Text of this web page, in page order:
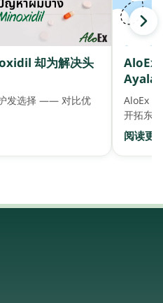
却为解决头
发选择 —— 对比优
AloEx
Ayala
AloEx
开拓东
阅读更